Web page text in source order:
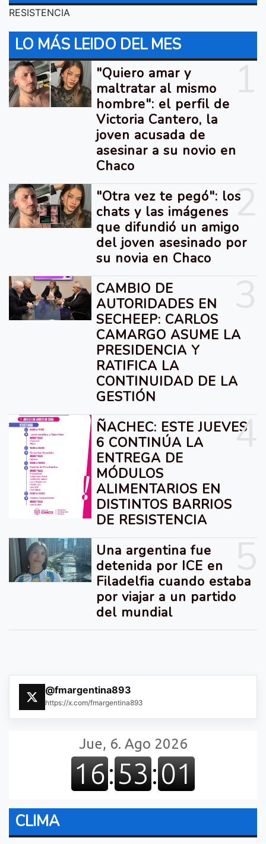
RESISTENCIA
LO MÁS LEIDO DEL MES
"Quiero amar y
maltratar al mismo
hombre": el perfil de
Victoria Cantero, la
joven acusada de
asesinar a su novio en
Chaco
2
"Otra vez te pegó": los
chats y las imágenes
que difundió un amigo
del joven asesinado por
su novia en Chaco
CAMBIO DE
AUTORIDADES EN
SECHEEP: CARLOS
CAMARGO ASUME LA
PRESIDENCIA Y
RATIFICA LA
CONTINUIDAD DE LA
GESTIÓN
4
ÑACHEC: ESTE JUEVES
6 CONTINÚA LA
ENTREGA DE
MÓDULOS
ALIMENTARIOS EN
DISTINTOS BARRIOS
DE RESISTENCIA
Una argentina fue
detenida por ICE en
Filadelfia cuando estaba
por viajar a un partido
del mundial
@fmargentina893
https://x.com/fmargentina893
CLIMA